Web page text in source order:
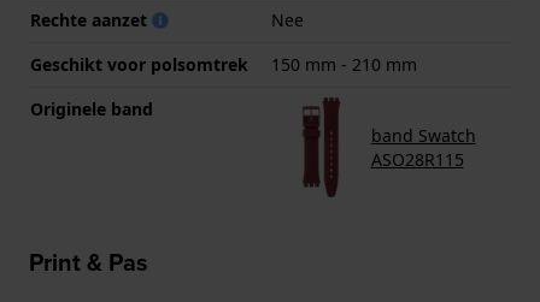
Rechte aanzet
Nee
Geschikt voor polsomtrek
150 mm - 210 mm
Originele band
band Swatch
ASO28R115
Print & Pas